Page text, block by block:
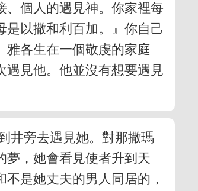
、個人的遇見神。你家裡每
以撒和利百加。』你自己
雅各生在一個敬虔的家庭
遇見他。他並沒有想要遇見
井旁去遇見她。對那撒瑪
夢，她會看見使者升到天
是她丈夫的男人同居的，